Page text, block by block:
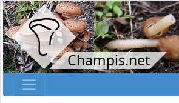
Champis.net